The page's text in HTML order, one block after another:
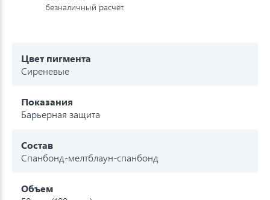
безналичный расчёт.
Цвет пигмента
Сиреневые
Показания
Барьерная защита
Состав
Спанбонд-мелтблаун-спанбонд
Объем